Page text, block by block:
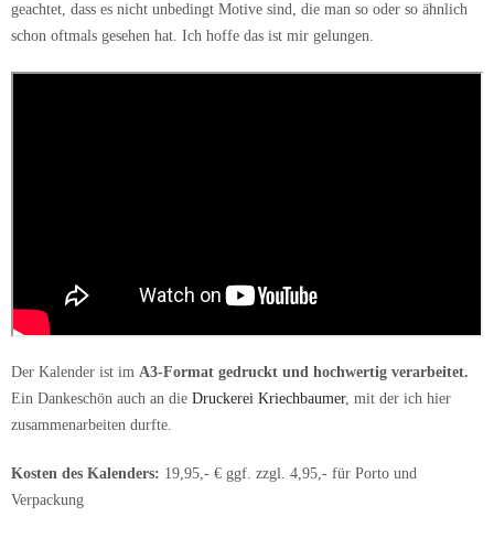
geachtet, dass es nicht unbedingt Motive sind, die man so oder so ähnlich
schon oftmals gesehen hat. Ich hoffe das ist mir gelungen.
Der Kalender ist im A3-Format gedruckt und hochwertig verarbeitet.
Ein Dankeschön auch an die Druckerei Kriechbaumer, mit der ich hier
zusammenarbeiten durfte.
Kosten des Kalenders: 19,95,- € ggf. zzgl. 4,95,- für Porto und
Verpackung